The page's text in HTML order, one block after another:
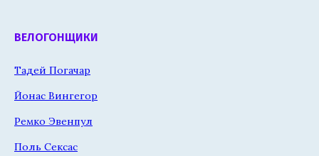
ВЕЛОГОНЩИКИ
Тадей Погачар
Йонас Вингегор
Ремко Эвенпул
Поль Сексас